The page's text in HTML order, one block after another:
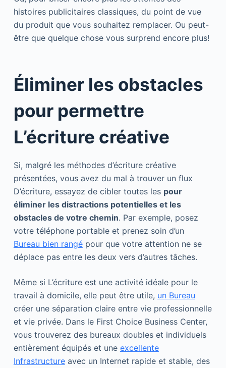
histoires publicitaires classiques, du point de vue
du produit que vous souhaitez remplacer. Ou peut-
être que quelque chose vous surprend encore plus!
Éliminer les obstacles
pour permettre
L’écriture créative
Si, malgré les méthodes d’écriture créative
présentées, vous avez du mal à trouver un flux
D’écriture, essayez de cibler toutes les pour
éliminer les distractions potentielles et les
obstacles de votre chemin. Par exemple, posez
votre téléphone portable et prenez soin d’un
Bureau bien rangépour que votre attention ne se
déplace pas entre les deux vers d’autres tâches.
Même si L’écriture est une activité idéale pour le
travail à domicile, elle peut être utile, un Bureau
créer une séparation claire entre vie professionnelle
et vie privée. Dans le First Choice Business Center,
vous trouverez des bureaux doubles et individuels
entièrement équipés et une excellente
Infrastructureavec un Internet rapide et stable, des